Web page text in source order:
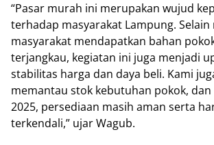
“Pasar murah ini merupakan wujud
terhadap masyarakat Lampung.
masyarakat mendapatkan bahan
terjangkau, kegiatan ini juga menjadi
stabilitas harga dan daya beli. Kami
memantau stok kebutuhan pokok, dan
2025, persediaan masih aman serta
terkendali,” ujar Wagub.